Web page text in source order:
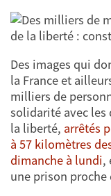
Des images qui
la France et
milliers de
solidarité avec
la liberté, arrêtés
à 57 kilomètres
dimanche à lundi,
une prison proche